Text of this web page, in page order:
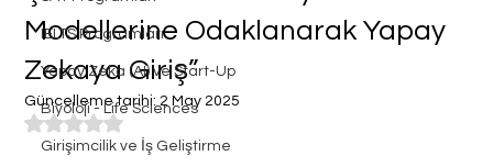
IELTS Programları
Yapay Zeka (AI) ve Start-Up
Biyoloji - Life Sciences
Girişimcilik ve İş Geliştirme
Modellerine Odaklanarak Yapay
Zekaya Giriş”
Güncelleme tarihi:2 May 2025
5 üzerinden NaN yıldız